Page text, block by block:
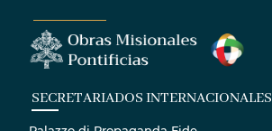
SECRETARIADOS INTERNACIONALES